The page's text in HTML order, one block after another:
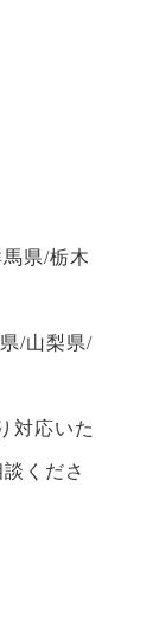
県/栃木
/山梨県/
対応いた
くださ